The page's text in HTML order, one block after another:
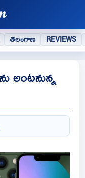
తెలంగాణ REVIEWS
అంటనున్న